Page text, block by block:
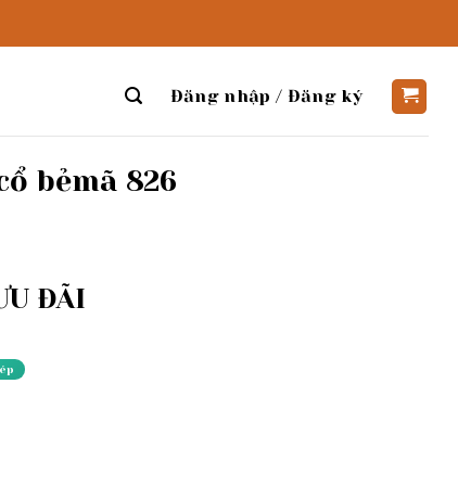
Đăng nhập / Đăng ký
bẻmã 826
ĐÃI